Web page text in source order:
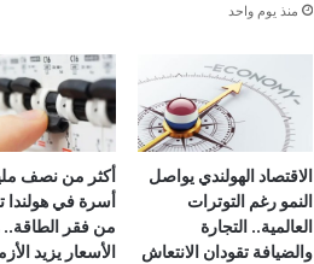
منذ يوم واحد
الاقتصاد الهولندي يواصل
النمو رغم التوترات
العالمية.. التجارة
والضيافة تقودان الانتعاش
أكثر من نصف
أسرة في هولندا
من فقر الطاقة..
الأسعار يزيد